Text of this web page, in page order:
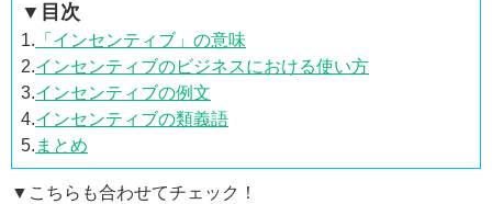
▼目次
1. 「インセンティブ」の意味
2.インセンティブのビジネスにおける使い方
3.インセンティブの例文
4.インセンティブの類義語
5. まとめ
▼こちらも合わせてチェック！